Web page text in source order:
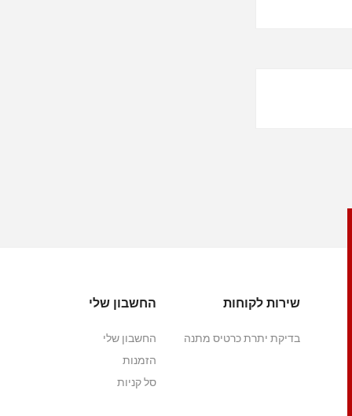
שירות לקוחות
בדיקת יתרת כרטיס מתנה
החשבון שלי
החשבון שלי
הזמנות
סל קניות